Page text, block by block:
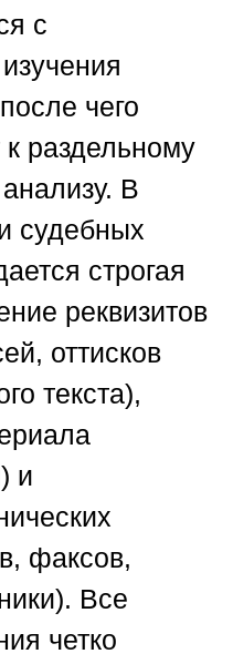
с
чего
к раздельному
В
судебных
строгая
реквизитов
оттисков
текста),
и
факсов,
Все
четко